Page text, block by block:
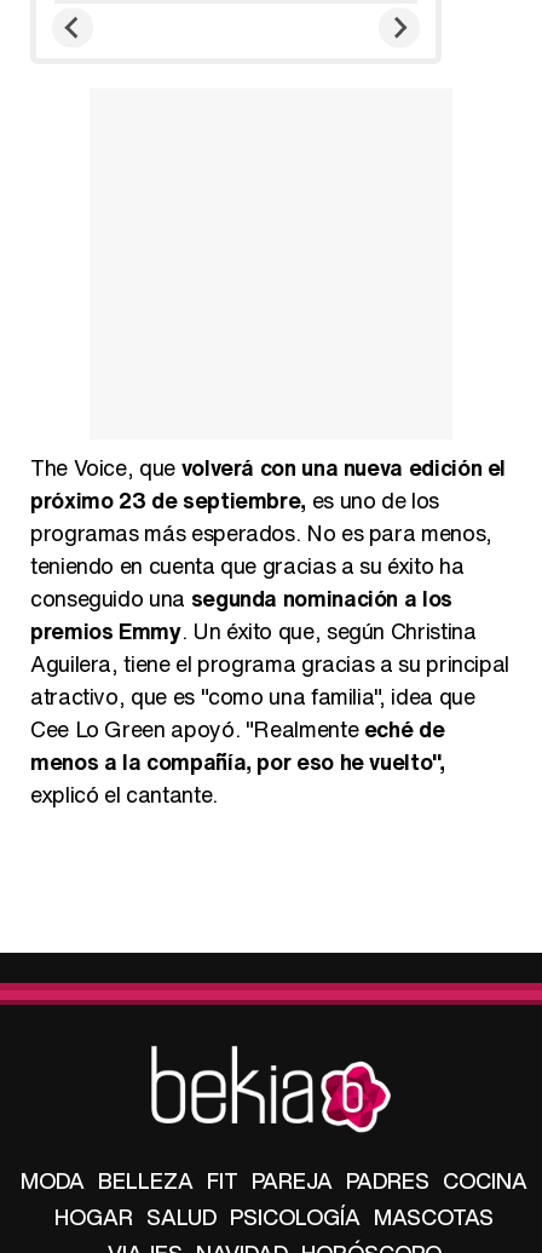
The Voice, quevolverá con una nueva edición el
próximo 23 de septiembre, es uno de los
programas más esperados. No es para menos,
teniendo en cuenta que gracias a su éxito ha
conseguido una segunda nominación a los
premios Emmy. Un éxito que, según Christina
Aguilera, tiene el programa gracias a su principal
atractivo, que es "como una familia", idea que
Cee Lo Green apoyó. "Realmenteeché de
menos a la compañía, por eso he vuelto",
explicó el cantante.
MODA BELLEZA FIT PAREJA PADRES COCINA
HOGAR SALUD PSICOLOGÍA MASCOTAS